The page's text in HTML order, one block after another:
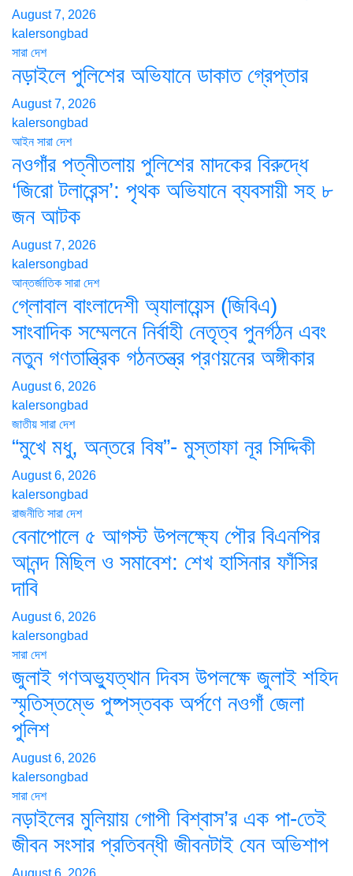
August 7, 2026
kalersongbad
সারা দেশ
নড়াইলে পুলিশের অভিযানে ডাকাত গ্রেপ্তার
August 7, 2026
kalersongbad
আইন সারা দেশ
নওগাঁর পত্নীতলায় পুলিশের মাদকের বিরুদ্ধে
‘জিরো টলারেন্স’: পৃথক অভিযানে ব্যবসায়ী সহ ৮
জন আটক
August 7, 2026
kalersongbad
আন্তর্জাতিক সারা দেশ
গ্লোবাল বাংলাদেশী অ্যালায়েন্স (জিবিএ)
সাংবাদিক সম্মেলনে নির্বাহী নেতৃত্ব পুনর্গঠন এবং
নতুন গণতান্ত্রিক গঠনতন্ত্র প্রণয়নের অঙ্গীকার
August 6, 2026
kalersongbad
জাতীয় সারা দেশ
“মুখে মধু, অন্তরে বিষ”- মুস্তাফা নূর সিদ্দিকী
August 6, 2026
kalersongbad
রাজনীতি সারা দেশ
বেনাপোলে ৫ আগস্ট উপলক্ষ্যে পৌর বিএনপির
আনন্দ মিছিল ও সমাবেশ: শেখ হাসিনার ফাঁসির
দাবি
August 6, 2026
kalersongbad
সারা দেশ
জুলাই গণঅভ্যুত্থান দিবস উপলক্ষে জুলাই শহিদ
স্মৃতিস্তম্ভে পুষ্পস্তবক অর্পণে নওগাঁ জেলা
পুলিশ
August 6, 2026
kalersongbad
সারা দেশ
নড়াইলের মুলিয়ায় গোপী বিশ্বাস’র এক পা-তেই
জীবন সংসার প্রতিবন্ধী জীবনটাই যেন অভিশাপ